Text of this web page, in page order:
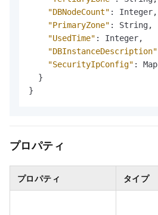
"DBNodeCount" : Integer,
"PrimaryZone" : String,
"UsedTime" : Integer,
"DBInstanceDescription"
"SecurityIpConfig" :
Map
}
}
プロパティ
プロパティ タイプ